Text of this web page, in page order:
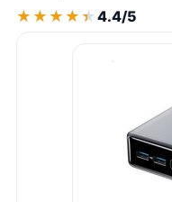
★★★★★
★★★★★ 4.4/5